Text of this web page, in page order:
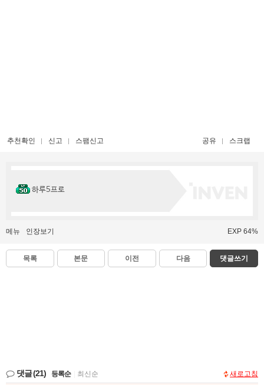
추천확인 신고 스팸신고 공유 스크랩
하루5프로
메뉴 인장보기 EXP 64%
목록 본문 이전 다음 댓글쓰기
댓글(21) 등록순 최신순 새로고침